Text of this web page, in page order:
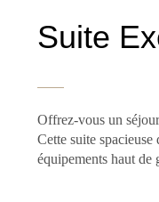
Suite
Offrez-vous un
Cette suite
équipements haut